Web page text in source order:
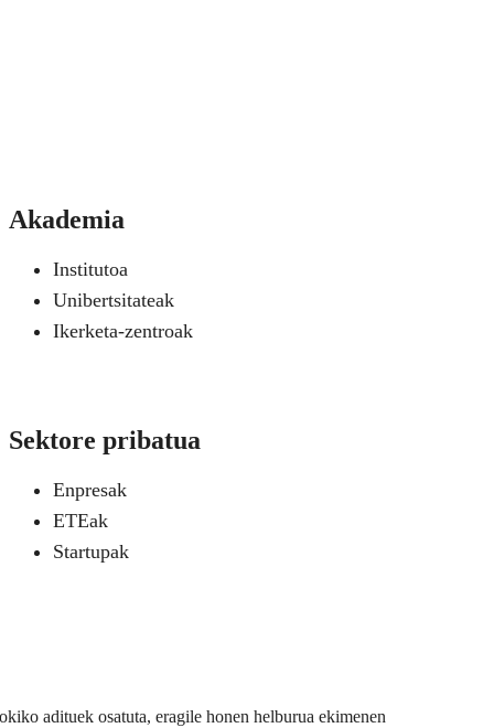
Akademia
Institutoa
Unibertsitateak
Ikerketa-zentroak
Sektore pribatua
Enpresak
ETEak
Startupak
adituek osatuta, eragile honen helburua ekimenen